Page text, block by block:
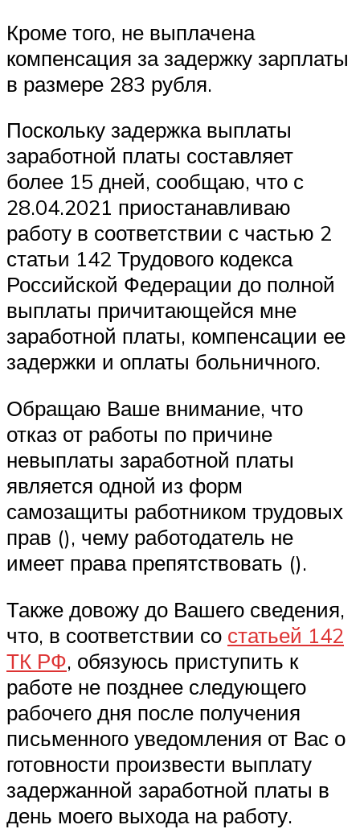
Кроме того, не выплачена
компенсация за задержку зарплаты
в размере 283 рубля.
Поскольку задержка выплаты
заработной платы составляет
более 15 дней, сообщаю, что с
28.04.2021 приостанавливаю
работу в соответствии с частью 2
статьи 142 Трудового кодекса
Российской Федерации до полной
выплаты причитающейся мне
заработной платы, компенсации ее
задержки и оплаты больничного.
Обращаю Ваше внимание, что
отказ от работы по причине
невыплаты заработной платы
является одной из форм
самозащиты работником трудовых
прав (), чему работодатель не
имеет права препятствовать ().
Также довожу до Вашего сведения,
что, в соответствии со статьей 142
ТК РФ, обязуюсь приступить к
работе не позднее следующего
рабочего дня после получения
письменного уведомления от Вас о
готовности произвести выплату
задержанной заработной платы в
день моего выхода на работу.